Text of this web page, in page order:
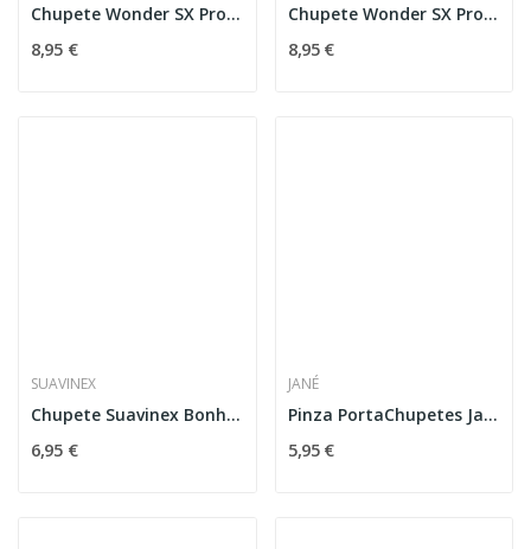
Chupete Wonder SX Pro Silicona 0-6M Almost Aqua
8,95 €
Chupete Wonder SX Pro Silicona 0-6M Whitecap Gray
8,95 €
SUAVINEX
Chupete Suavinex Bonhomia Silicona +18m Blanco
6,95 €
JANÉ
Pinza PortaChupetes Jané
5,95 €